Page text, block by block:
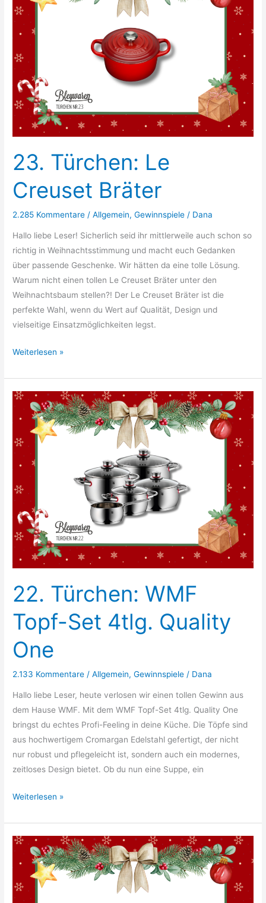
23. Türchen: Le
Creuset Bräter
2.285 Kommentare /Allgemein,Gewinnspiele / Dana
Hallo liebe Leser! Sicherlich seid ihr mittlerweile auch schon so
richtig in Weihnachtsstimmung und macht euch Gedanken
über passende Geschenke. Wir hätten da eine tolle Lösung.
Warum nicht einen tollen Le Creuset Bräter unter den
Weihnachtsbaum stellen?! Der Le Creuset Bräter ist die
perfekte Wahl, wenn du Wert auf Qualität, Design und
vielseitige Einsatzmöglichkeiten legst.
23.
Le
Creuset
Bräter
Weiterlesen »
22. Türchen: WMF
Topf-Set 4tlg. Quality
One
2.133 Kommentare /Allgemein,Gewinnspiele / Dana
Hallo liebe Leser, heute verlosen wir einen tollen Gewinn aus
dem Hause WMF. Mit dem WMF Topf-Set 4tlg. Quality One
bringst du echtes Profi-Feeling in deine Küche. Die Töpfe sind
aus hochwertigem Cromargan Edelstahl gefertigt, der nicht
nur robust und pflegeleicht ist, sondern auch ein modernes,
zeitloses Design bietet. Ob du nun eine Suppe, ein
22.
WMF
Topf-
Set
4tlg.
Quality
One
Weiterlesen »